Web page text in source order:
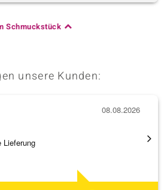
Schmuckstück
unsere Kunden:
Lieferung
08.08.2026